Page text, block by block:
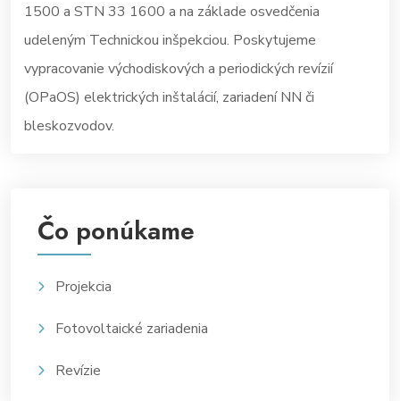
1500 a STN 33 1600 a na základe osvedčenia
udeleným Technickou inšpekciou. Poskytujeme
vypracovanie východiskových a periodických revízií
(OPaOS) elektrických inštalácií, zariadení NN či
bleskozvodov.
Čo ponúkame
Projekcia
Fotovoltaické zariadenia
Revízie